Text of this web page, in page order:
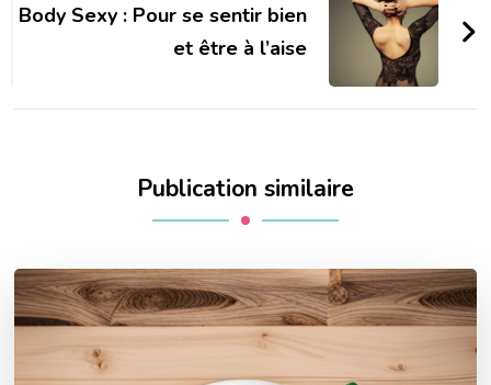
Body Sexy : Pour se sentir bien
et être à l’aise
Publication similaire